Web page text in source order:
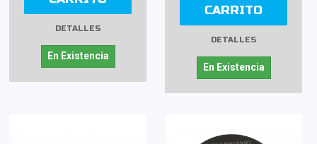
DETALLES
En Existencia
CARRITO
DETALLES
En Existencia